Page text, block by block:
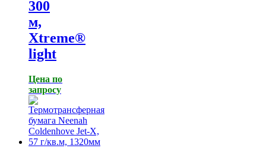
300
м,
Xtreme®
light
Цена по
запросу